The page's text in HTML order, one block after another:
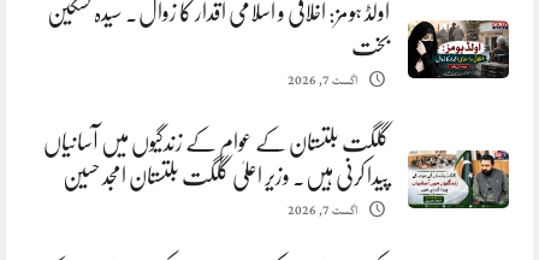
اولڈ ہومز: اخلاقی و اسلامی اقدار کا زوال. سیدہ تسکین
بخت
اگست 7, 2026
گلگت بلتستان کے عوام کے زندگیوں میں آسانیاں
پیدا کرنی ہیں. وزیر اعلیٰ گلگت بلتستان امجد حسین
اگست 7, 2026